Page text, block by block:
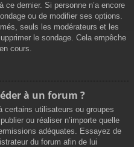
dernier. Si personne n’a encore
ou de modifier ses options.
seuls les modérateurs et les
le sondage. Cela empêche
cours.
à un forum ?
certains utilisateurs ou groupes
ou réaliser n’importe quelle
adéquates. Essayez de
du forum afin de lui